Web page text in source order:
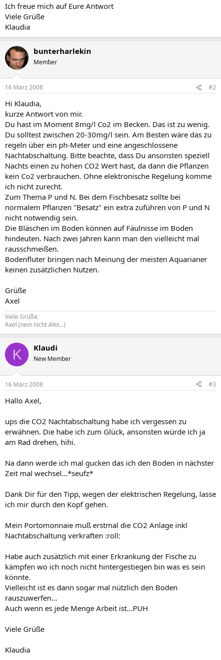
Ich freue mich auf Eure Antwort
Viele Grüße
Klaudia
bunterharlekin
Member
16 März 2008 #2
Hi Klaudia,
kurze Antwort von mir.
Du hast im Moment 8mg/l Co2 im Becken. Das ist zu wenig.
Du solltest zwischen 20-30mg/l sein. Am Besten wäre das zu
regeln über ein ph-Meter und eine angeschlossene
Nachtabschaltung. Bitte beachte, dass Du ansonsten speziell
Nachts einen zu hohen CO2 Wert hast, da dann die Pflanzen
kein Co2 verbrauchen. Ohne elektronische Regelung komme
ich nicht zurecht.
Zum Thema P und N. Bei dem Fischbesatz sollte bei
normalem Pflanzen "Besatz" ein extra zuführen von P und N
nicht notwendig sein.
Die Bläschen im Boden können auf Fäulnisse im Boden
hindeuten. Nach zwei Jahren kann man den vielleicht mal
rausschmeißen.
Bodenfluter bringen nach Meinung der meisten Aquarianer
keinen zusätzlichen Nutzen.
Grüße
Axel
Viele Grüße
Axel (nein nichtAlex...)
K Klaudi
New Member
16 März 2008 #3
Hallo Axel,
ups die CO2 Nachtabschaltung habe ich vergessen zu
erwähnen. Die habe ich zum Glück, ansonsten würde ich ja
am Rad drehen, hihi.
Na dann werde ich mal gucken das ich den Boden in nächster
Zeit mal wechsel...*seufz*
Dank Dir für den Tipp, wegen der elektrischen Regelung, lasse
ich mir durch den Kopf gehen.
Mein Portomonnaie muß erstmal die CO2 Anlage inkl
Nachtabschaltung verkraften :roll:
Habe auch zusätzlich mit einer Erkrankung der Fische zu
kämpfen wo ich noch nicht hintergestiegen bin was es sein
könnte.
Vielleicht ist es dann sogar mal nützlich den Boden
rauszuwerfen...
Auch wenn es jede Menge Arbeit ist...PUH
Viele Grüße
Klaudia